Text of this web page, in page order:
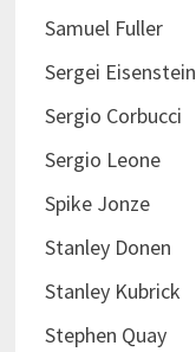
Samuel Fuller
Sergei Eisenstein
Sergio Corbucci
Sergio Leone
Spike Jonze
Stanley Donen
Stanley Kubrick
Stephen Quay